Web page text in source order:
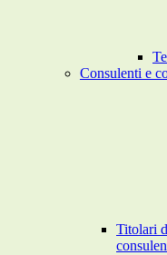
Consulenti e
Titolari